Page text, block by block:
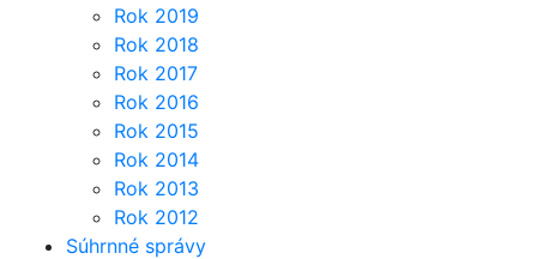
Rok 2019
Rok 2018
Rok 2017
Rok 2016
Rok 2015
Rok 2014
Rok 2013
Rok 2012
Súhrnné správy